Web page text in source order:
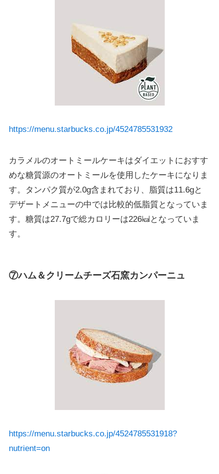
https://menu.starbucks.co.jp/4524785531932
カラメルのオートミールケーキはダイエットにおすす
めな糖質源のオートミールを使用したケーキになりま
す。タンパク質が2.0g含まれており、脂質は11.6gと
デザートメニューの中では比較的低脂質となっていま
す。糖質は27.7gで総カロリーは226㎉となっていま
す。
⑦ハム＆クリームチーズ石窯カンパーニュ
https://menu.starbucks.co.jp/4524785531918?
nutrient=on